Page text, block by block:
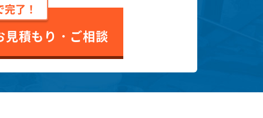
完了！
見積もり・ご相談